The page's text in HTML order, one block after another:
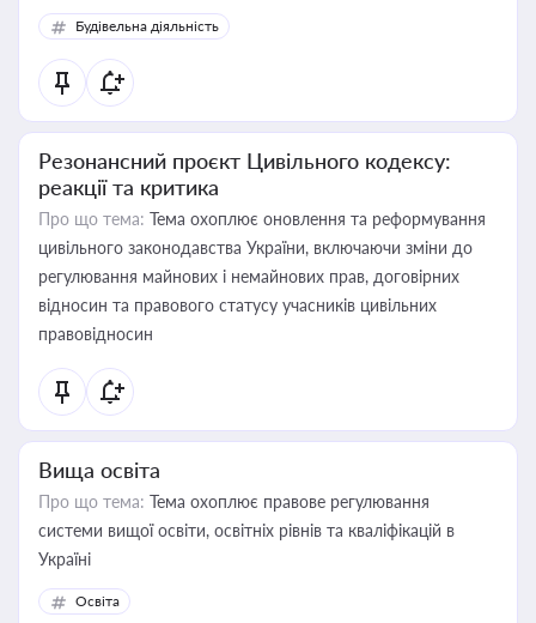
Будівельна діяльність
Резонансний проєкт Цивільного кодексу:
реакції та критика
Про що тема: Тема охоплює оновлення та реформування
цивільного законодавства України, включаючи зміни до
регулювання майнових і немайнових прав, договірних
відносин та правового статусу учасників цивільних
правовідносин
Вища освіта
Про що тема: Тема охоплює правове регулювання
системи вищої освіти, освітніх рівнів та кваліфікацій в
Україні
Освіта